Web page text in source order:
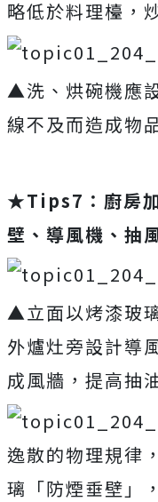
略低於料理檯，
▲洗、烘碗機應
線不及而造成物
★Tips7：廚房
壁、導風機、抽
▲立面以烤漆玻
外爐灶旁設計導
成風牆，提高抽
逸散的物理規律
璃「防煙垂壁」